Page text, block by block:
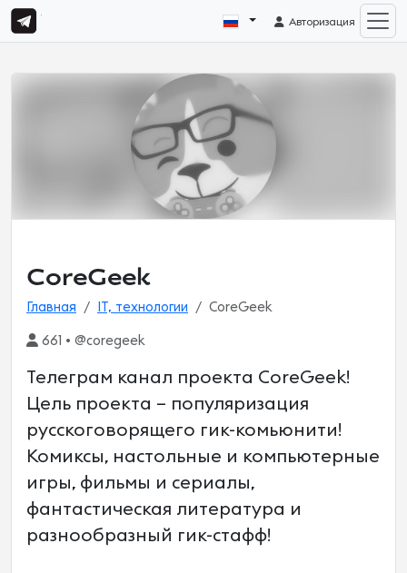
Авторизация
CoreGeek
Главная IT, технологии CoreGeek
661 • @coregeek
Телеграм канал проекта CoreGeek!
Цель проекта – популяризация
русскоговорящего гик-комьюнити!
Комиксы, настольные и компьютерные
игры, фильмы и сериалы,
фантастическая литература и
разнообразный гик-стафф!